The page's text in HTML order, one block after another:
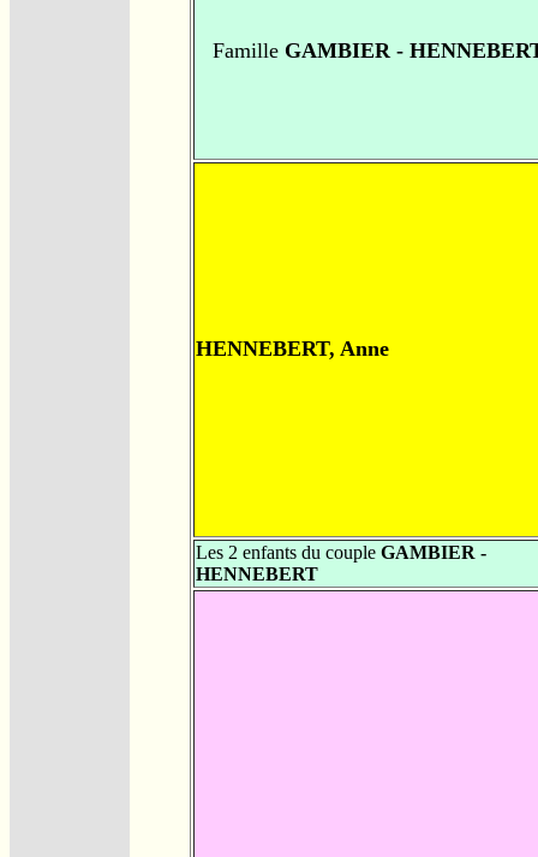
FamilleGAMBIER -
HENNEBERT, Anne
Les 2 enfants du couple GAMBIER -
HENNEBERT